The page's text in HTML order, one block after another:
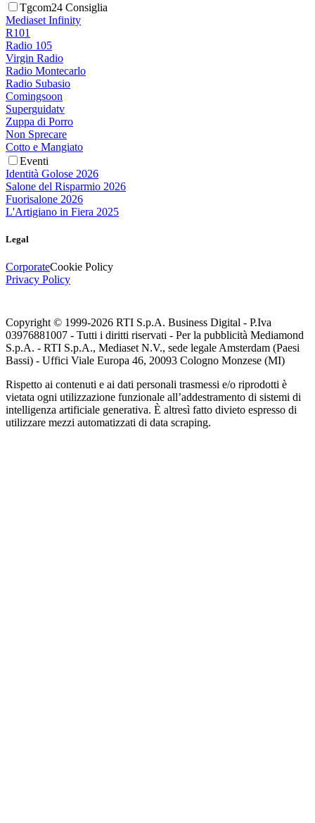
Tgcom24 Consiglia
Mediaset Infinity
R101
Radio 105
Virgin Radio
Radio Montecarlo
Radio Subasio
Comingsoon
Superguidatv
Zuppa di Porro
Non Sprecare
Cotto e Mangiato
Eventi
Identità Golose 2026
Salone del Risparmio 2026
Fuorisalone 2026
L'Artigiano in Fiera 2025
Legal
CorporateCookie Policy
Privacy Policy
Copyright © 1999-2026 RTI S.p.A. Business Digital - P.Iva
03976881007 - Tutti i diritti riservati - Per la pubblicità Mediamond
S.p.A. - RTI S.p.A., Mediaset N.V., sede legale Amsterdam (Paesi
Bassi) - Uffici Viale Europa 46, 20093 Cologno Monzese (MI)
Rispetto ai contenuti e ai dati personali trasmessi e/o riprodotti è
vietata ogni utilizzazione funzionale all’addestramento di sistemi di
intelligenza artificiale generativa. È altresì fatto divieto espresso di
utilizzare mezzi automatizzati di data scraping.